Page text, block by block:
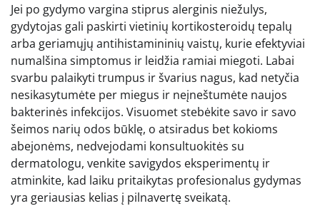
Jei po gydymo vargina stiprus alerginis niežulys,
gydytojas gali paskirti vietinių kortikosteroidų tepalų
arba geriamųjų antihistamininių vaistų, kurie efektyviai
numalšina simptomus ir leidžia ramiai miegoti. Labai
svarbu palaikyti trumpus ir švarius nagus, kad netyčia
nesikasytumėte per miegus ir neįneštumėte naujos
bakterinės infekcijos. Visuomet stebėkite savo ir savo
šeimos narių odos būklę, o atsiradus bet kokioms
abejonėms, nedvejodami konsultuokitės su
dermatologu, venkite savigydos eksperimentų ir
atminkite, kad laiku pritaikytas profesionalus gydymas
yra geriausias kelias į pilnavertę sveikatą.